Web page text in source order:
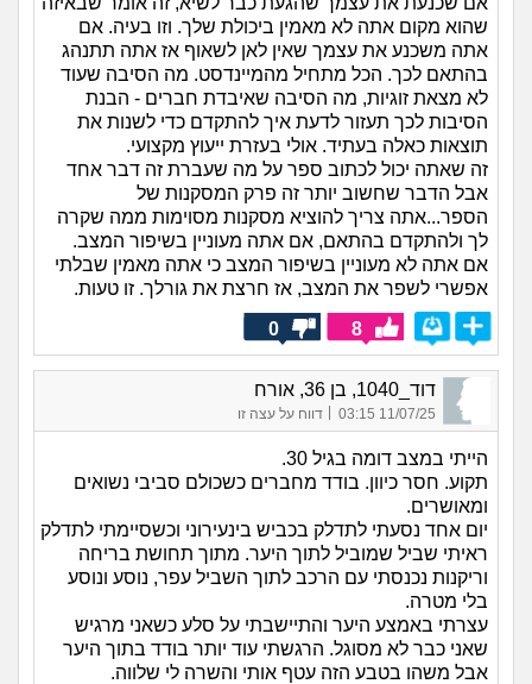
שהוא מקום אתה לא מאמין ביכולת שלך. וזו בעיה. אם
אתה משכנע את עצמך שאין לאן לשאוף אז אתה תתנהג
בהתאם לכך. הכל מתחיל מהמיינדסט. מה הסיבה שעוד
לא מצאת זוגיות, מה הסיבה שאיבדת חברים - הבנת
הסיבות לכך תעזור לדעת איך להתקדם כדי לשנות את
תוצאות כאלה בעתיד. אולי בעזרת ייעוץ מקצועי.
זה שאתה יכול לכתוב ספר על מה שעברת זה דבר אחד
אבל הדבר שחשוב יותר זה פרק המסקנות של
הספר...אתה צריך להוציא מסקנות מסוימות ממה שקרה
לך ולהתקדם בהתאם, אם אתה מעוניין בשיפור המצב.
אם אתה לא מעוניין בשיפור המצב כי אתה מאמין שבלתי
אפשרי לשפר את המצב, אז חרצת את גורלך. זו טעות.
8
0
דוד_1040, בן 36, אורח
11/07/25 03:15
| דווח על עצה זו
הייתי במצב דומה בגיל 30.
תקוע. חסר כיוון. בודד מחברים כשכולם סביבי נשואים
ומאושרים.
יום אחד נסעתי לתדלק בכביש בינעירוני וכשסיימתי לתדלק
ראיתי שביל שמוביל לתוך היער. מתוך תחושת בריחה
וריקנות נכנסתי עם הרכב לתוך השביל עפר, נוסע ונוסע
בלי מטרה.
עצרתי באמצע היער והתיישבתי על סלע כשאני מרגיש
שאני כבר לא מסוגל. הרגשתי עוד יותר בודד בתוך היער
אבל משהו בטבע הזה עטף אותי והשרה לי שלווה.